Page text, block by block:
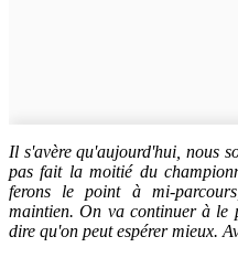
Il s'avère qu'aujourd'hui, nous
pas fait la moitié du
ferons le point à mi-
maintien. On va continuer à le
dire qu'on peut espérer mieux.